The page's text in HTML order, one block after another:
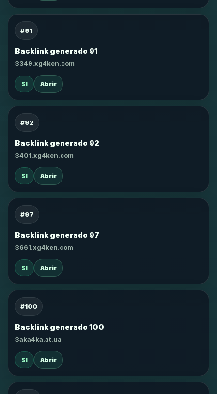
#91
Backlink generado 91
3349.xg4ken.com
SI Abrir
#92
Backlink generado 92
3401.xg4ken.com
SI Abrir
#97
Backlink generado 97
3661.xg4ken.com
SI Abrir
#100
Backlink generado 100
3aka4ka.at.ua
SI Abrir